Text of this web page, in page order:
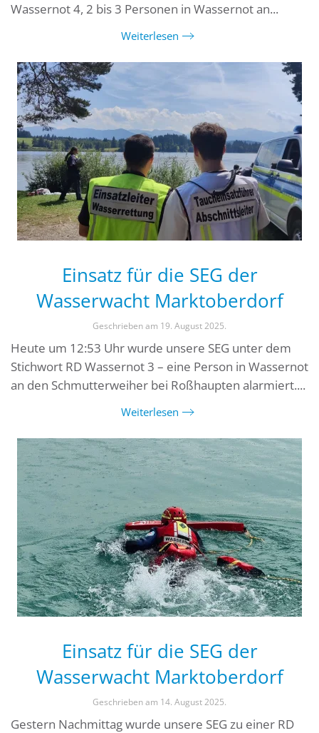
Wassernot 4, 2 bis 3 Personen in Wassernot an...
Weiterlesen
Einsatz für die SEG der
Wasserwacht Marktoberdorf
Geschrieben am 19. August 2025.
Heute um 12:53 Uhr wurde unsere SEG unter dem
Stichwort RD Wassernot 3 – eine Person in Wassernot
an den Schmutterweiher bei Roßhaupten alarmiert....
Weiterlesen
Einsatz für die SEG der
Wasserwacht Marktoberdorf
Geschrieben am 14. August 2025.
Gestern Nachmittag wurde unsere SEG zu einer RD